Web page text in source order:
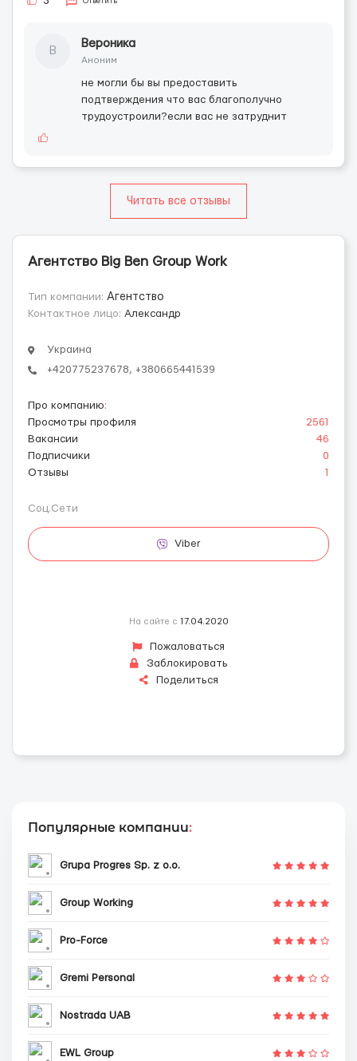
В
Вероника
Аноним
не могли бы вы предоставить
подтверждения что вас благополучно
трудоустроили?если вас не затруднит
Читать все отзывы
Агентство Big Ben Group Work
Тип компании: Агентство
Контактное лицо: Александр
Украина
+420775237678, +380665441539
Про компанию:
Просмотры профиля
2561
Вакансии
46
Подписчики
0
Отзывы
1
Соц.Сети
Viber
На сайте с 17.04.2020
Пожаловаться
Заблокировать
Поделиться
Популярные компании:
Grupa Progres Sp. z o.o.
Group Working
Pro-Force
Gremi Personal
Nostrada UAB
EWL Group